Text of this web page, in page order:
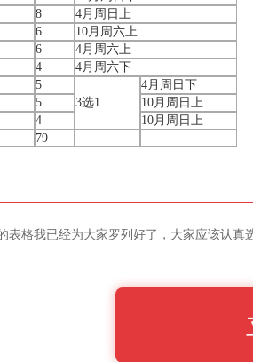
8
4月周日上
6
10月周六上
6
4月周六上
4
4月周六下
5
3选1
4月周日下
5
10月周日上
4
10月周日上
79
表格我已经为大家罗列好了，大家应该认